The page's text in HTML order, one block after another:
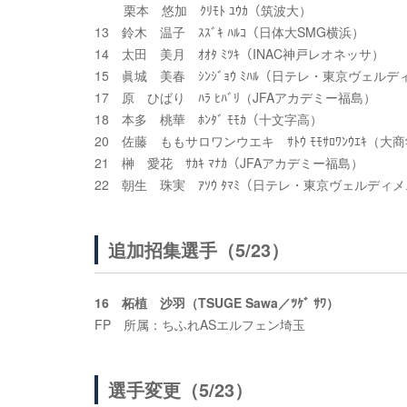
栗本 悠加 ｸﾘﾓﾄ ﾕｳｶ（筑波大）
13 鈴木 温子 ｽｽﾞｷ ﾊﾙｺ（日体大SMG横浜）
14 太田 美月 ｵｵﾀ ﾐﾂｷ（INAC神戸レオネッサ）
15 眞城 美春 ｼﾝｼﾞｮｳ ﾐﾊﾙ（日テレ・東京ヴェルディ
17 原 ひばり ﾊﾗ ﾋﾊﾞﾘ（JFAアカデミー福島）
18 本多 桃華 ﾎﾝﾀﾞ ﾓﾓｶ（十文字高）
20 佐藤 ももサロワンウエキ ｻﾄｳ ﾓﾓｻﾛﾜﾝｳｴｷ（大商
21 榊 愛花 ｻｶｷ ﾏﾅｶ（JFAアカデミー福島）
22 朝生 珠実 ｱｿｳ ﾀﾏﾐ（日テレ・東京ヴェルディメ
追加招集選手（5/23）
16 柘植 沙羽（TSUGE Sawa／ﾂｹﾞ ｻﾜ）
FP 所属：ちふれASエルフェン埼玉
選手変更（5/23）